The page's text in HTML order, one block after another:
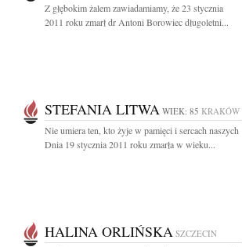
Z głębokim żalem zawiadamiamy, że 23 stycznia
2011 roku zmarł dr Antoni Borowiec długoletni...
STEFANIA LITWA WIEK: 85 KRAKÓW
Nie umiera ten, kto żyje w pamięci i sercach naszych
Dnia 19 stycznia 2011 roku zmarła w wieku...
HALINA ORLIŃSKA SZCZECIN